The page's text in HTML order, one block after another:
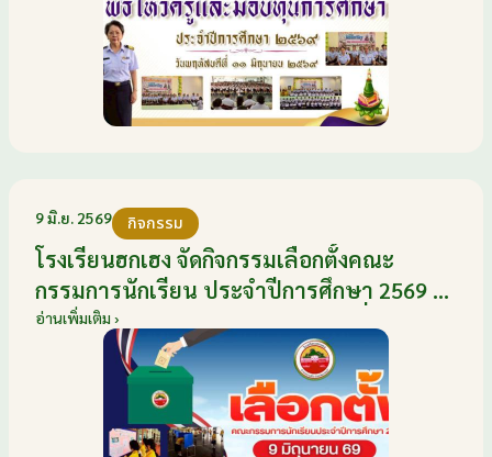
9 มิ.ย. 2569 กิจกรรม
โรงเรียนฮกเฮง จัดกิจกรรมเลือกตั้งคณะ
กรรมการนักเรียน ประจำปีการศึกษา 2569 ส่ง
เสริมประชาธิปไตยในโรงเรียน วันที่ 9
มิถุนายน 2569
อ่านเพิ่มเติม ›